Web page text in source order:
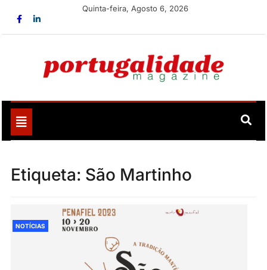
Quinta-feira, Agosto 6, 2026
Portugalidade
Toggle
navigation
Etiqueta: São Martinho
NOTÍCIAS